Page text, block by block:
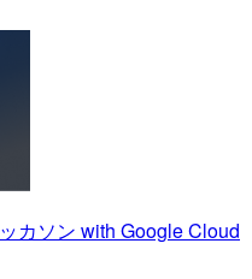
カソン with Google Cloud